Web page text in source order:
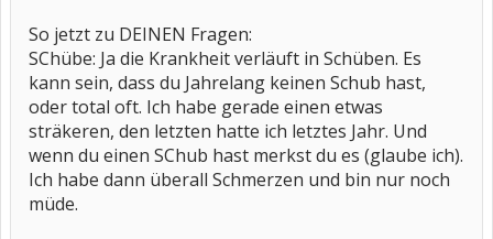
So jetzt zu DEINEN Fragen:
SChübe: Ja die Krankheit verläuft in Schüben. Es
kann sein, dass du Jahrelang keinen Schub hast,
oder total oft. Ich habe gerade einen etwas
sträkeren, den letzten hatte ich letztes Jahr. Und
wenn du einen SChub hast merkst du es (glaube ich).
Ich habe dann überall Schmerzen und bin nur noch
müde.